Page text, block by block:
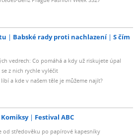
Babské rady proti nachlazení
S čím
vedrech: Co pomáhá a kdy už riskujete úpal
z nich rychle vyléčit
a kde v našem těle je můžeme najít?
Komiksy Festival ABC
od středověku po papírové kapesníky